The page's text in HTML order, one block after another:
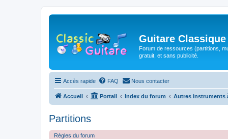
Guitare Classique
Forum de ressources (partitions,
gratuit, et sans publicité.
Accès rapide FAQ Nous contacter
Accueil Portail Index du forum Autres instruments
Partitions
Règles du forum